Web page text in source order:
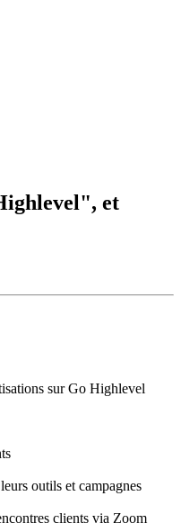
et
sur Go Highlevel
outils et campagnes
clients via Zoom